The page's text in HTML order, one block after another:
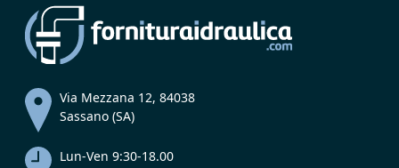
Via Mezzana 12, 84038
Sassano (SA)
Lun-Ven 9:30-18.00